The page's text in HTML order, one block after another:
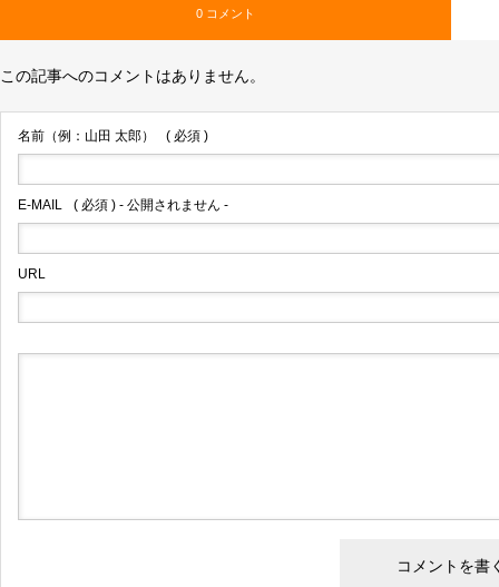
0 コメント
この記事へのコメントはありません。
名前（例：山田 太郎） ( 必須 )
E-MAIL ( 必須 ) - 公開されません -
URL